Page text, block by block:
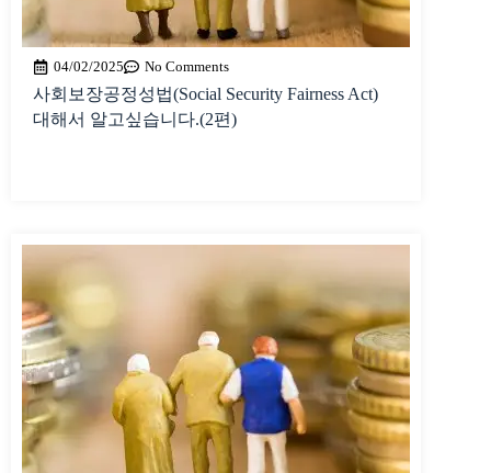
04/02/2025 No Comments
사회보장공정성법(Social Security Fairness Act)
대해서 알고싶습니다.(2편)